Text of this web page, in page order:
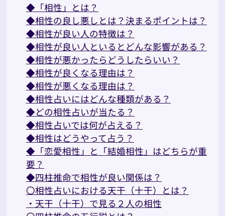
◆「相性」とは？
◆相性の良し悪しとは？決まるポイントは？
◆相性が良い人の特徴は？
◆相性が良い人といるとどんな影響がある？
◆相性が悪かったらどうしたらいい？
◆相性が良くなる理由は？
◆相性が悪くなる理由は？
◆相性占いにはどんな種類がある？
◆どの相性占いが当たる？
◆相性占いでは何が占える？
◆相性はどうやって占う？
◆「恋愛相性」と「結婚相性」はどちらが重
要？
◆四柱推命で相性が良い関係は？
〇相性占いにおける天干（十干）とは？
・天干（十干）で見る２人の相性